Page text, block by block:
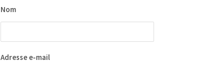
Nom
Adresse e-mail